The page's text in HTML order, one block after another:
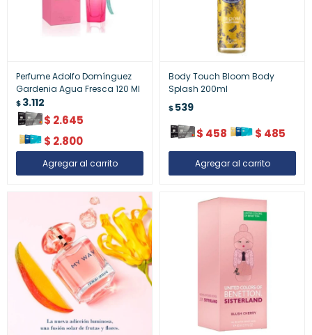
Perfume Adolfo Domínguez
Gardenia Agua Fresca 120 Ml
$3.112
$ 2.645
$ 2.800
Body Touch Bloom Body
Splash 200ml
$539
$ 458 $ 485